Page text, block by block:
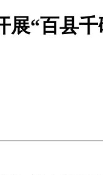
展“百县